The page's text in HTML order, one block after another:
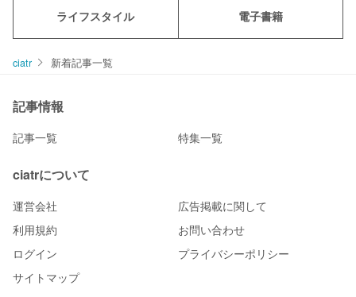
ライフスタイル 電子書籍
ciatr 新着記事一覧
記事情報
記事一覧 特集一覧
ciatrについて
運営会社
広告掲載に関して
利用規約
お問い合わせ
ログイン
プライバシーポリシー
サイトマップ